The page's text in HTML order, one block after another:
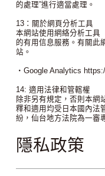
的處理”進行適當處理。
13：關於網頁分析工具
本網站使用網絡分析工具
的有用信息服務。有關此
站。
・Google Analytics
14: 適用法律和管轄權
除非另有規定，否則本網
釋和適用均受日本國內法
紛，仙台地方法院為一審
隱私政策